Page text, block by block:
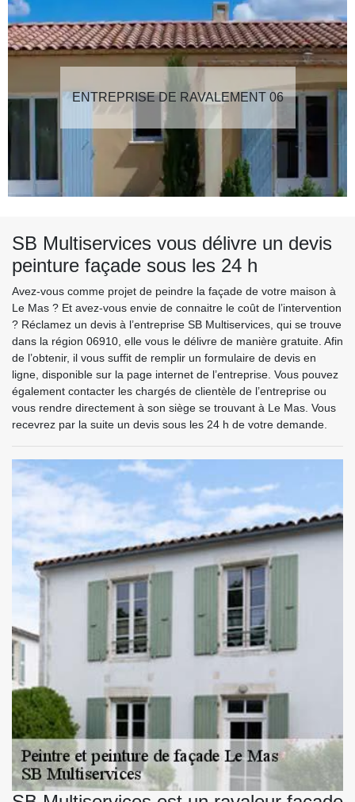
ENTREPRISE DE RAVALEMENT 06
SB Multiservices vous délivre un devis
peinture façade sous les 24 h
Avez-vous comme projet de peindre la façade de votre maison à
Le Mas ? Et avez-vous envie de connaitre le coût de l’intervention
? Réclamez un devis à l’entreprise SB Multiservices, qui se trouve
dans la région 06910, elle vous le délivre de manière gratuite. Afin
de l’obtenir, il vous suffit de remplir un formulaire de devis en
ligne, disponible sur la page internet de l’entreprise. Vous pouvez
également contacter les chargés de clientèle de l’entreprise ou
vous rendre directement à son siège se trouvant à Le Mas. Vous
recevrez par la suite un devis sous les 24 h de votre demande.